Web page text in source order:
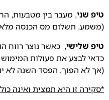
טיפ שני, מעבר בין מטבעות,
(משמע, תשלום מס הכנסה
טיפ שלישי, כאשר נוצר רווח
כדאי לבצע את פעולות
(אך לא הפוך, הפסד השנה לא
*סקירה זו היא תמצית ואינה